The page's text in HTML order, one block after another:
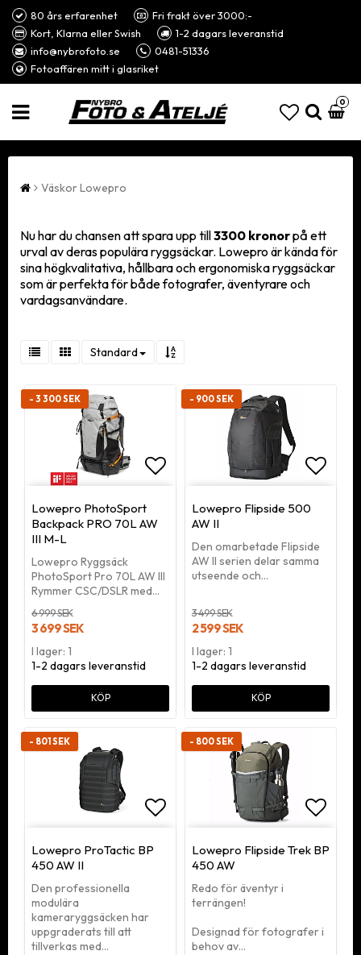
80 års erfarenhet
Fri frakt över 3000:-
Kort, Klarna eller Swish
1-2 dagars leveranstid
info@nybrofoto.se
0481-51336
Fotoaffären mitt i glasriket
0
Väskor Lowepro
Nu har du chansen att spara upp till3300 kronorpå ett
urval av deras populära ryggsäckar. Lowepro är kända för
sina högkvalitativa, hållbara och ergonomiska ryggsäckar
som är perfekta för både fotografer, äventyrare och
vardagsanvändare.
Standard
- 3 300 SEK
Lägg till i favoritlistan
Lowepro PhotoSport
Backpack PRO 70L AW
III M-L
Lowepro Ryggsäck
PhotoSport Pro 70L AW III
Rymmer CSC/DSLR med…
6 999 SEK
3 699 SEK
I lager: 1
1-2 dagars leveranstid
KÖP
- 900 SEK
Lowepro Flipside 500
AW II
Den omarbetade Flipside
AW II serien delar samma
utseende och…
3 499 SEK
2 599 SEK
I lager: 1
1-2 dagars leveranstid
KÖP
- 801 SEK
Lowepro ProTactic BP
450 AW II
Den professionella
modulära
kameraryggsäcken har
uppgraderats till att
tillverkas med…
- 800 SEK
Lowepro Flipside Trek BP
450 AW
Redo för äventyr i
terrängen!
Designad för fotografer i
behov av…